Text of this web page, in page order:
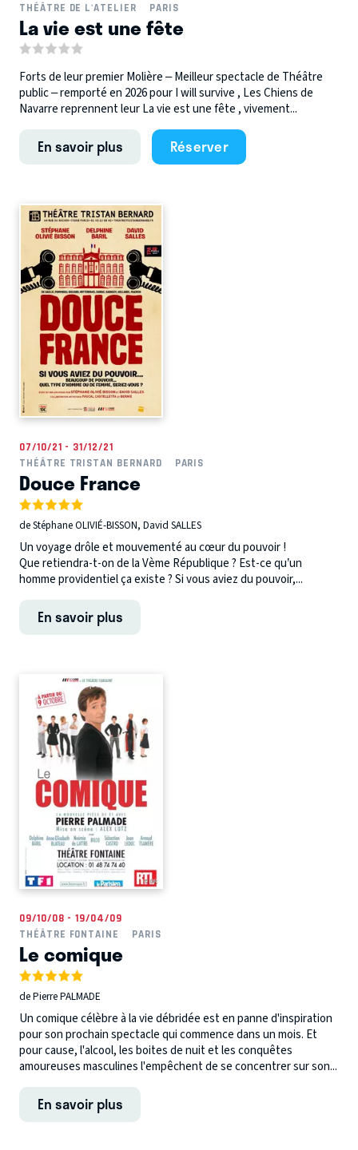
THÉÂTRE DE L'ATELIER
PARIS
La vie est une fête
Forts de leur premier Molière – Meilleur spectacle de Théâtre
public – remporté en 2026 pour I will survive , Les Chiens de
Navarre reprennent leur La vie est une fête , vivement...
En savoir plus Réserver
07/10/21 - 31/12/21
THÉÂTRE TRISTAN BERNARD
PARIS
Douce France
de Stéphane OLIVIÉ-BISSON, David SALLES
Un voyage drôle et mouvementé au cœur du pouvoir !
Que retiendra-t-on de la Vème République ? Est-ce qu’un
homme providentiel ça existe ? Si vous aviez du pouvoir,...
En savoir plus
09/10/08 - 19/04/09
THÉÂTRE FONTAINE
PARIS
Le comique
de Pierre PALMADE
Un comique célèbre à la vie débridée est en panne d'inspiration
pour son prochain spectacle qui commence dans un mois. Et
pour cause, l'alcool, les boites de nuit et les conquêtes
amoureuses masculines l'empêchent de se concentrer sur son...
En savoir plus